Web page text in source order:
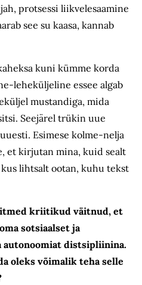
protsessi liikvelesaamine
see su kaasa, kannab
kuni kümme korda
leheküljeline essee algab
mustandiga, mida
Seejärel trükin uue
Esimese kolme-nelja
et kirjutan mina, kuid sealt
lihtsalt ootan, kuhu tekst
kriitikud väitnud, et
sotsiaalset ja
distsipliinina.
oleks võimalik teha selle